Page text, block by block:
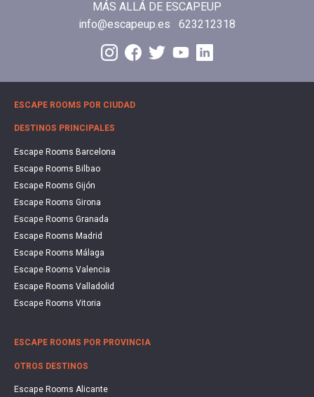
MÁS ALLÁ DE ESCAPEUP
info@escapeup.es 623212318
ESCAPE ROOMS POR CIUDAD
DESTINOS PRINCIPALES
Escape Rooms Barcelona
Escape Rooms Bilbao
Escape Rooms Gijón
Escape Rooms Girona
Escape Rooms Granada
Escape Rooms Madrid
Escape Rooms Málaga
Escape Rooms Valencia
Escape Rooms Valladolid
Escape Rooms Vitoria
ESCAPE ROOMS POR PROVINCIA
OTROS DESTINOS
Escape Rooms Alicante